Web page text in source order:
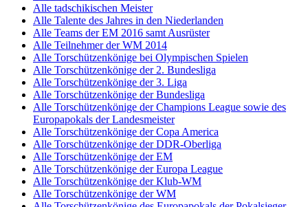
Alle tadschikischen Meister
Alle Talente des Jahres in den Niederlanden
Alle Teams der EM 2016 samt Ausrüster
Alle Teilnehmer der WM 2014
Alle Torschützenkönige bei Olympischen Spielen
Alle Torschützenkönige der 2. Bundesliga
Alle Torschützenkönige der 3. Liga
Alle Torschützenkönige der Bundesliga
Alle Torschützenkönige der Champions League sowie des
Europapokals der Landesmeister
Alle Torschützenkönige der Copa America
Alle Torschützenkönige der DDR-Oberliga
Alle Torschützenkönige der EM
Alle Torschützenkönige der Europa League
Alle Torschützenkönige der Klub-WM
Alle Torschützenkönige der WM